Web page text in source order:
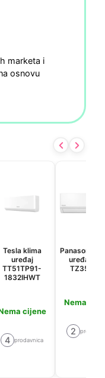
marketa i
osnovu
Tesla klima
uređaj
TT51TP91-
1832IHWT
cijene
4 prodavnica
Panasonic
uređaj
TZ35-
Nema
2